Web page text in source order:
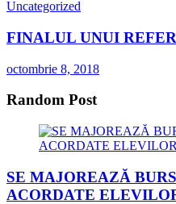
Uncategorized
FINALUL UNUI
octombrie 8, 2018
Random Post
SE MAJOREAZĂ
ACORDATE